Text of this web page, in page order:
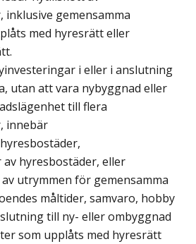
inklusive gemensamma
med hyresrätt eller
i eller i anslutning
utan att vara nybyggnad eller
till flera
innebär
hyresbostäder, eller
utrymmen för gemensamma
måltider, samvaro, hobby
till ny- eller ombyggnad
som upplåts med hyresrätt